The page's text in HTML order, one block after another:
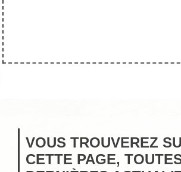
VOUS TROUVEREZ
CETTE PAGE,